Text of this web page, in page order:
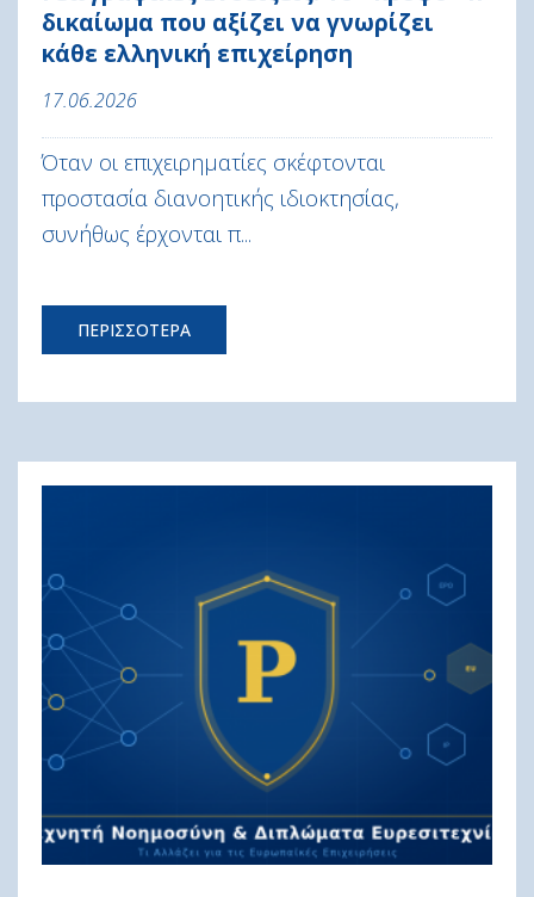
δικαίωμα που αξίζει να γνωρίζει
κάθε ελληνική επιχείρηση
17.06.2026
Όταν οι επιχειρηματίες σκέφτονται
προστασία διανοητικής ιδιοκτησίας,
συνήθως έρχονται π...
ΠΕΡΙΣΣΟΤΕΡΑ